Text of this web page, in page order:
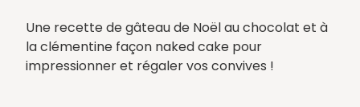
Une recette de gâteau de Noël au chocolat et à
la clémentine façon naked cake pour
impressionner et régaler vos convives !